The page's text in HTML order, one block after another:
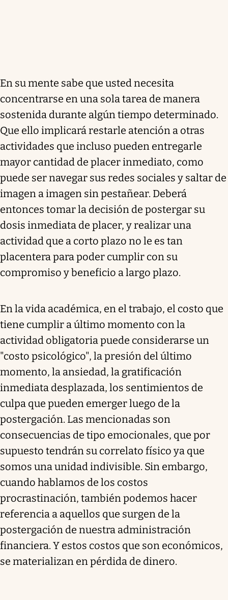
En su mente sabe que usted necesita
concentrarse en una sola tarea de manera
sostenida durante algún tiempo determinado.
Que ello implicará restarle atención a otras
actividades que incluso pueden entregarle
mayor cantidad de placer inmediato, como
puede ser navegar sus redes sociales y saltar de
imagen a imagen sin pestañear. Deberá
entonces tomar la decisión de postergar su
dosis inmediata de placer, y realizar una
actividad que a corto plazo no le es tan
placentera para poder cumplir con su
compromiso y beneficio a largo plazo.
En la vida académica, en el trabajo, el costo que
tiene cumplir a último momento con la
actividad obligatoria puede considerarse un
"costo psicológico", la presión del último
momento, la ansiedad, la gratificación
inmediata desplazada, los sentimientos de
culpa que pueden emerger luego de la
postergación. Las mencionadas son
consecuencias de tipo emocionales, que por
supuesto tendrán su correlato físico ya que
somos una unidad indivisible. Sin embargo,
cuando hablamos de los costos
procrastinación, también podemos hacer
referencia a aquellos que surgen de la
postergación de nuestra administración
financiera. Y estos costos que son económicos,
se materializan en pérdida de dinero.